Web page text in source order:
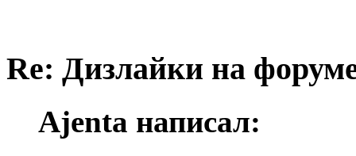
Re: Дизлайки на
Ajenta написал: